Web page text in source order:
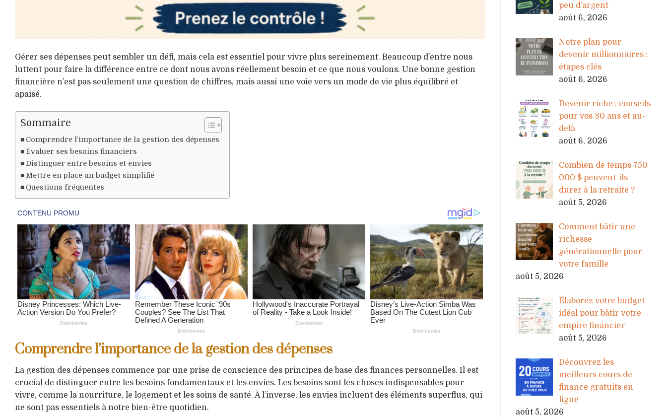
Gérer ses dépenses peut sembler un défi, mais cela est essentiel pour vivre plus sereinement. Beaucoup d’entre nous
luttent pour faire la différence entre ce dont nous avons réellement besoin et ce que nous voulons. Une bonne gestion
financière n’est pas seulement une question de chiffres, mais aussi une voie vers un mode de vie plus équilibré et
apaisé.
Sommaire
Comprendre l’importance de la gestion des dépenses
Évaluer ses besoins financiers
Distinguer entre besoins et envies
Mettre en place un budget simplifié
Questions fréquentes
Comprendre l’importance de la gestion des dépenses
La gestion des dépenses commence par une prise de conscience des principes de base des finances personnelles. Il est
crucial de distinguer entre les besoins fondamentaux et les envies. Les besoins sont les choses indispensables pour
vivre, comme la nourriture, le logement et les soins de santé. À l’inverse, les envies incluent des éléments superflus, qui
ne sont pas essentiels à notre bien-être quotidien.
peu d’argent
août 6, 2026
Notre plan pour
devenir millionnaires :
étapes clés
août 6, 2026
Devenir riche : conseils
pour vos 30 ans et au-
delà
août 6, 2026
Combien de temps 750
000 $ peuvent-ils
durer à la retraite ?
août 5, 2026
Comment bâtir une
richesse
générationnelle pour
votre famille
août 5, 2026
Élaborez votre budget
idéal pour bâtir votre
empire financier
août 5, 2026
Découvrez les
meilleurs cours de
finance gratuits en
ligne
août 5, 2026